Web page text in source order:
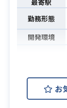
勤務形態
開発環境
お